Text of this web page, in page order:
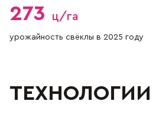
273 ц/га
урожайность свёклы в 2025 году
ТЕХНОЛОГИИ